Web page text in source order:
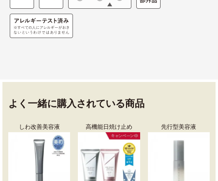
よく一緒に購入されている商品
しわ改善美容液 高機能日焼け止め 先行型美容液